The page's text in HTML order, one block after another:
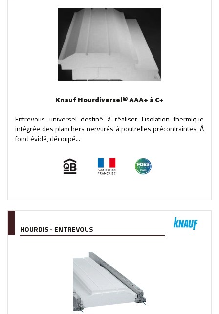
Knauf Hourdiversel® AAA+ à C+
Entrevous universel destiné à réaliser l’isolation thermique
intégrée des planchers nervurés à poutrelles précontraintes. À
fond évidé, découpé...
HOURDIS - ENTREVOUS